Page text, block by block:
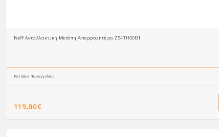
Neff Ανταλλακτική Μετόπη Απορροφητήρα Z54TH60D1
Κατόπιν Παραγγελίας
119,00€